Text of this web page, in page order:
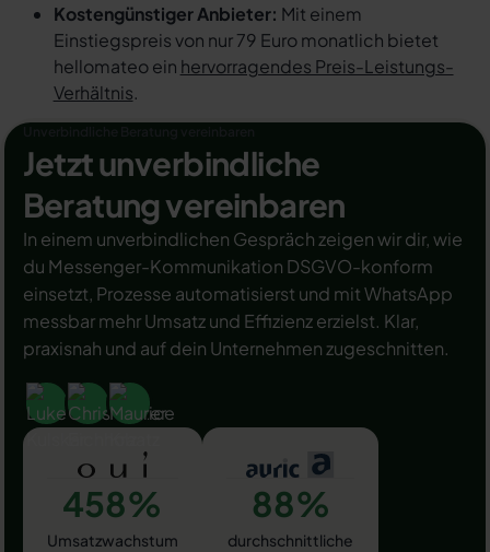
Kostengünstiger Anbieter: Mit einem
Einstiegspreis von nur 79 Euro monatlich bietet
hellomateo ein hervorragendes Preis-Leistungs-
Verhältnis.
Jetzt unverbindliche
Beratung vereinbaren
In einem unverbindlichen Gespräch zeigen wir dir, wie
du Messenger-Kommunikation DSGVO-konform
einsetzt, Prozesse automatisierst und mit WhatsApp
messbar mehr Umsatz und Effizienz erzielst. Klar,
praxisnah und auf dein Unternehmen zugeschnitten.
458%
Umsatzwachstum
88%
durchschnittliche